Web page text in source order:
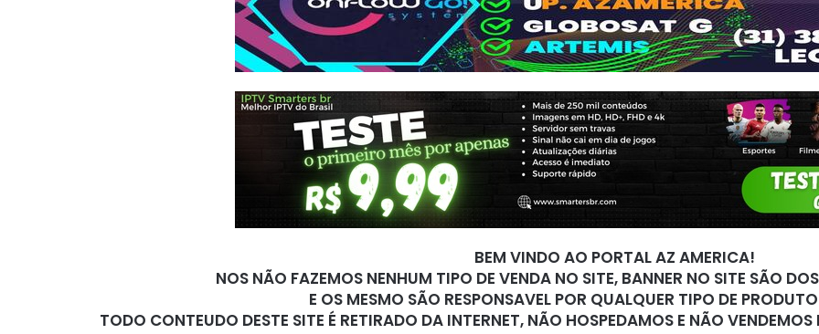
BEM VINDO AO PORTAL AZ AMERICA!
NOS NÃO FAZEMOS NENHUM TIPO DE VENDA NO SITE, BANNER NO SITE SÃO
E OS MESMO SÃO RESPONSAVEL POR QUALQUER TIPO DE
TODO CONTEUDO DESTE SITE É RETIRADO DA INTERNET, NÃO HOSPEDAMOS E NÃO